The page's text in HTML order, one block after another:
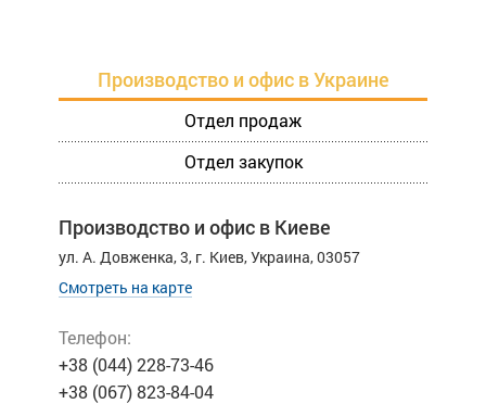
Производство и офис в Украине
Отдел продаж
Отдел закупок
Производство и офис в Киеве
ул. А. Довженкa, 3, г. Киев, Украина, 03057
Смотреть на карте
Телефон:
+38 (044) 228-73-46
+38 (067) 823-84-04